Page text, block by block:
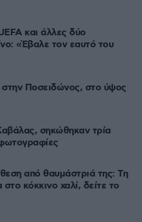
και άλλες δύο
«Έβαλε τον εαυτό του
στην Ποσειδώνος, στο ύψος
σηκώθηκαν τρία
από θαυμάστριά της: Τη
κόκκινο χαλί, δείτε το